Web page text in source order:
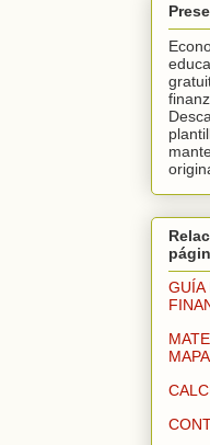
GUÍA